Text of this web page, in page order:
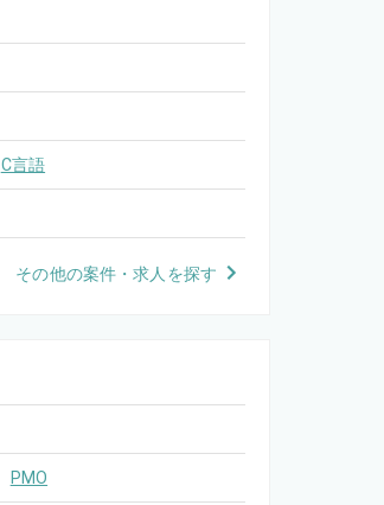
C言語
その他の案件・求人を探す
PMO